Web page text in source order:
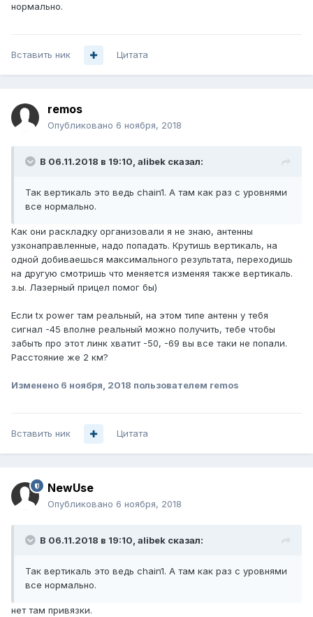
нормально.
Вставить ник Цитата
remos
Опубликовано 6 ноября, 2018
В 06.11.2018 в 19:10, alibek сказал:
Так вертикаль это ведь chain1. А там как раз с уровнями
все нормально.
Как они раскладку организовали я не знаю, антенны
узконаправленные, надо попадать. Крутишь вертикаль, на
одной добиваешься максимального результата, переходишь
на другую смотришь что меняется изменяя также вертикаль.
з.ы. Лазерный прицел помог бы)
Если tx power там реальный, на этом типе антенн у тебя
сигнал -45 вполне реальный можно получить, тебе чтобы
забыть про этот линк хватит -50, -69 вы все таки не попали.
Расстояние же 2 км?
Изменено 6 ноября, 2018 пользователем remos
Вставить ник Цитата
NewUse
Опубликовано 6 ноября, 2018
В 06.11.2018 в 19:10, alibek сказал:
Так вертикаль это ведь chain1. А там как раз с уровнями
все нормально.
нет там привязки.